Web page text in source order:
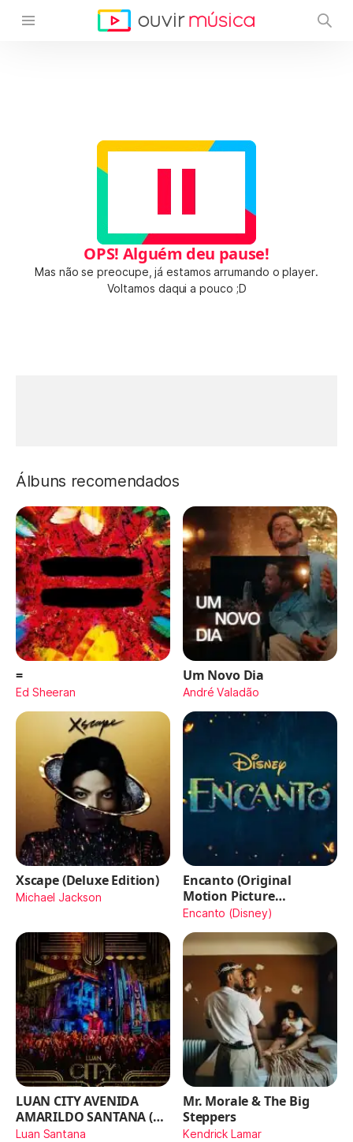
OPS! Alguém deu pause!
Mas não se preocupe, já estamos arrumando o player.
Voltamos daqui a pouco ;D
Álbuns recomendados
=
Ed Sheeran
Um Novo Dia
André Valadão
Xscape (Deluxe Edition)
Michael Jackson
Encanto (Original
Motion Picture
Soundtrack)
Encanto (Disney)
LUAN CITY AVENIDA
AMARILDO SANTANA (Ao
Vivo)
Luan Santana
Mr. Morale & The Big
Steppers
Kendrick Lamar